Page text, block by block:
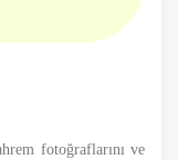
fotoğraflarını ve